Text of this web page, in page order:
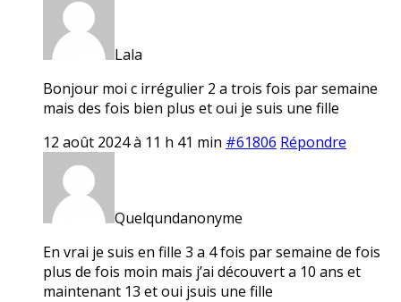
Lala
Bonjour moi c irrégulier 2 a trois fois par semaine
mais des fois bien plus et oui je suis une fille
12 août 2024 à 11 h 41 min #61806 Répondre
Quelqundanonyme
En vrai je suis en fille 3 a 4 fois par semaine de fois
plus de fois moin mais j’ai découvert a 10 ans et
maintenant 13 et oui jsuis une fille